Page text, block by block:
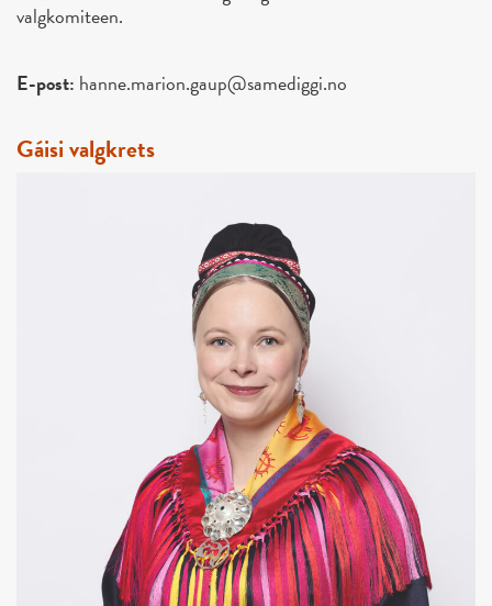
valgkomiteen.
E-post: hanne.marion.gaup@samediggi.no
Gáisi valgkrets